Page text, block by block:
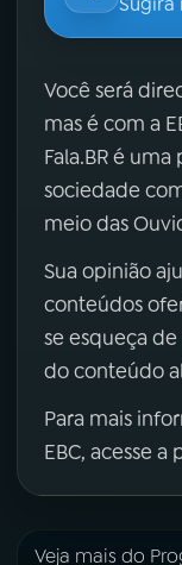
Você será
mas é com a
Fala.BR é
sociedade
meio das
Sua opinião
conteúdos
se esqueça
do conteúdo
Para mais
EBC, acesse
Veja mais do